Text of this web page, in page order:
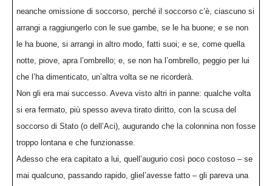
neanche omissione di soccorso, perché il soccorso c’è, ciascuno si
arrangi a raggiungerlo con le sue gambe, se le ha buone; e se non
le ha buone, si arrangi in altro modo, fatti suoi; e se, come quella
notte, piove, apra l’ombrello; e, se non ha l’ombrello, peggio per lui
che l’ha dimenticato, un’altra volta se ne ricorderà.
Non gli era mai successo. Aveva visto altri in panne: qualche volta
si era fermato, più spesso aveva tirato diritto, con la scusa del
soccorso di Stato (o dell’Aci), augurando che la colonnina non fosse
troppo lontana e che funzionasse.
Adesso che era capitato a lui, quell’augurio così poco costoso – se
mai qualcuno, passando rapido, gliel’avesse fatto – gli pareva una